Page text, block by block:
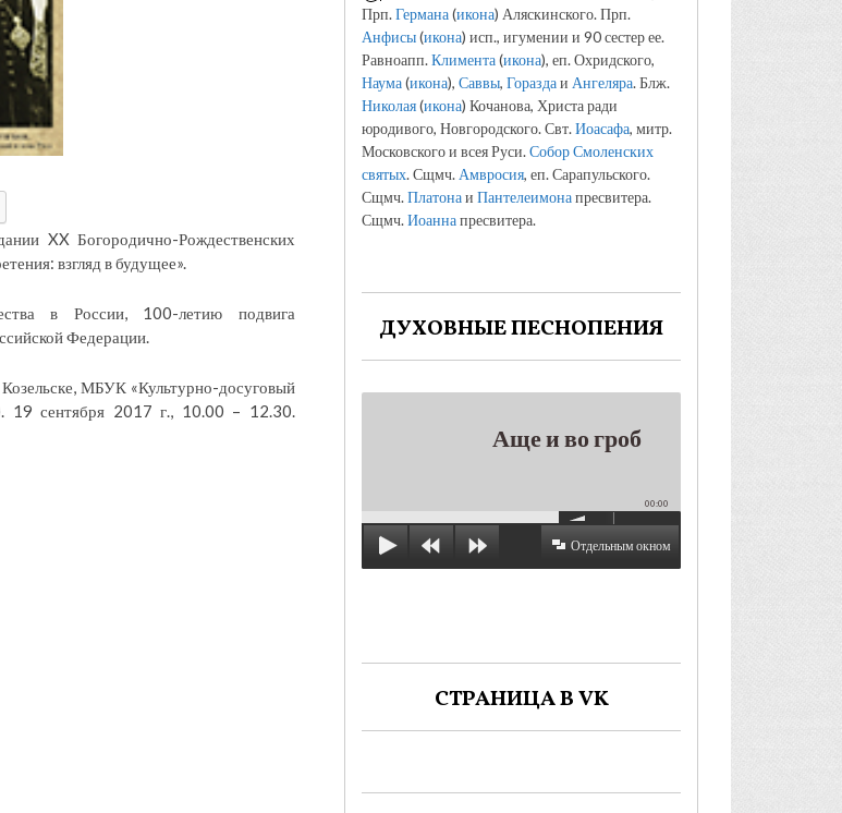
XX Богородично-Рождественских
взгляд в будущее».
в России, 100-летию подвига
Федерации.
Козельске, МБУК «Культурно-досуговый
19 сентября 2017 г., 10.00 – 12.30.
Прп.Германа(икона) Аляскинского. Прп.
Анфисы(икона) исп., игумении и 90 сестер ее.
Равноапп.Климента(икона), еп. Охридского,
Наума(икона), Саввы, Гораздаи Ангеляра. Блж.
Николая(икона) Кочанова, Христа ради
юродивого, Новгородского. Свт.Иоасафа, митр.
Московского и всея Руси.Собор Смоленских
святых. Сщмч. Амвросия, еп. Сарапульского.
Сщмч.Платонаи Пантелеимонапресвитера.
Сщмч.Иоаннапресвитера.
ДУХОВНЫЕ ПЕСНОПЕНИЯ
Аще и во гроб
00:00
Отдельным окном
СТРАНИЦА В VK